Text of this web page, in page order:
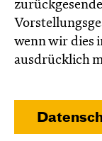
wenn wir dies
ausdrücklich